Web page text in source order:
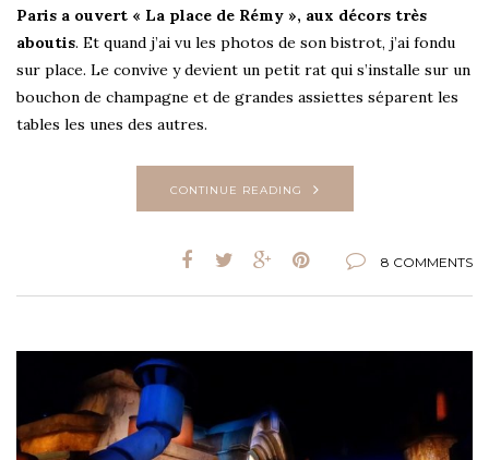
Paris a ouvert « La place de Rémy », aux décors très
aboutis. Et quand j’ai vu les photos de son bistrot, j’ai fondu
sur place. Le convive y devient un petit rat qui s’installe sur un
bouchon de champagne et de grandes assiettes séparent les
tables les unes des autres.
CONTINUE READING
8 COMMENTS